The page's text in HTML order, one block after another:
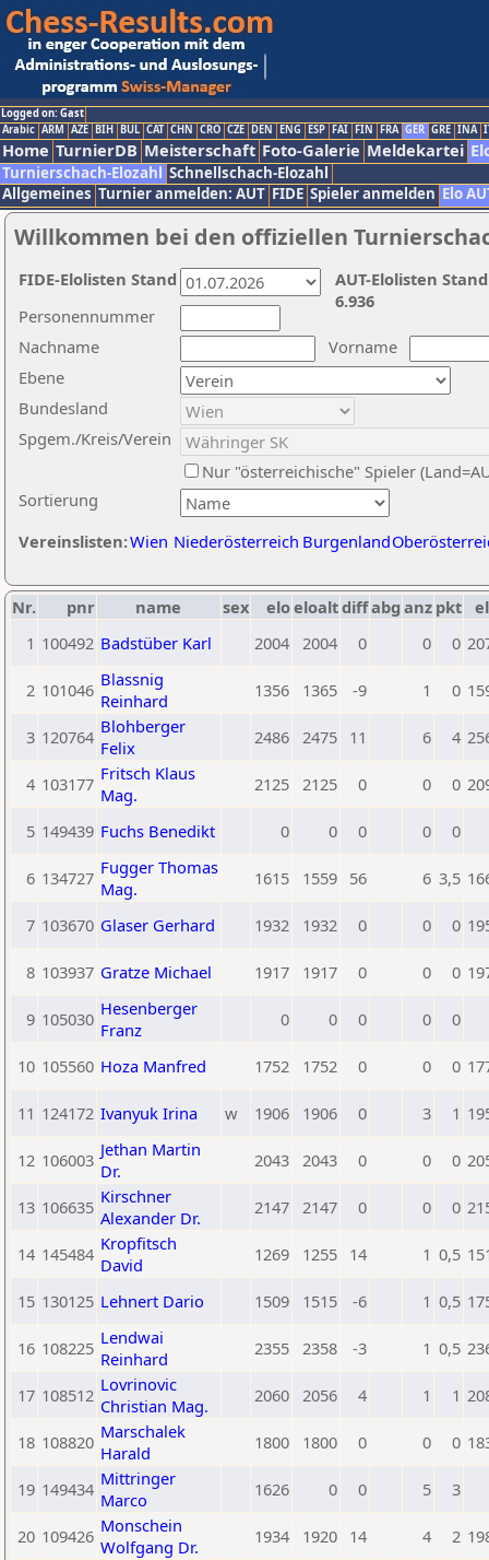
Logged on: Gast
Arabic ARM AZE BIH BUL CAT CHN CRO CZE DEN ENG ESP FAI FIN FRA GER GRE INA
Home TurnierDB Meisterschaft Foto-Galerie Meldekartei
Turnierschach-Elozahl Schnellschach-Elozahl
Allgemeines Turnier anmelden: AUT FIDE Spieler anmelden Elo
Willkommen bei den offiziellen
Nachname
Vorname
Ebene
Sortierung
Personennummer
Bundesland
Spgem./Kreis/Verein
Nur "österreichische" Spieler
Vereinslisten:Wien Niederösterreich Burgenland
AUT-Elolisten
6.936
FIDE-Elolisten Stand
Nr. pnr name sex eloeloaltdiffabg anz pkt
1 100492 Badstüber Karl 2004 2004 0 0 0
2 101046 Blassnig
Reinhard
1356 1365 -9 1 0
3 120764 Blohberger
Felix
2486 2475 11 6 4
4 103177 Fritsch Klaus
Mag.
2125 2125 0 0 0
5 149439 Fuchs Benedikt 0 0 0 0 0
6 134727 Fugger Thomas
Mag.
1615 1559 56 6 3,5
7 103670 Glaser Gerhard 1932 1932 0 0 0
8 103937 Gratze Michael 1917 1917 0 0 0
9 105030 Hesenberger
Franz
0 0 0 0 0
10 105560 Hoza Manfred 1752 1752 0 0 0
11 124172 Ivanyuk Irina w 1906 1906 0 3 1
12 106003 Jethan Martin
Dr.
2043 2043 0 0 0
13 106635 Kirschner
Alexander Dr.
2147 2147 0 0 0
14 145484 Kropfitsch
David
1269 1255 14 1 0,5
15 130125 Lehnert Dario 1509 1515 -6 1 0,5
16 108225 Lendwai
Reinhard
2355 2358 -3 1 0,5
17 108512 Lovrinovic
Christian Mag.
2060 2056 4 1 1
18 108820 Marschalek
Harald
1800 1800 0 0 0
19 149434 Mittringer
Marco
1626 0 0 5 3
20 109426 Monschein
Wolfgang Dr.
1934 1920 14 4 2